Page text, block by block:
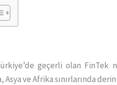
geçerli olan FinTek
Asya ve Afrika sınırlarında